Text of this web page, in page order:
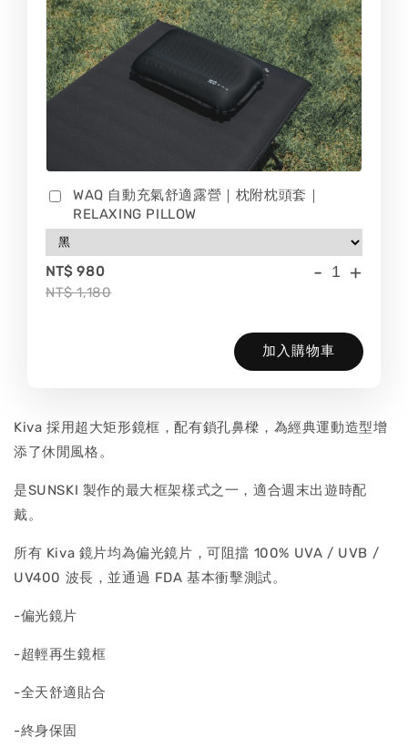
WAQ 自動充氣舒適露營｜枕附枕頭套｜
RELAXING PILLOW
NT$ 980
NT$ 1,180
- +
加入購物車
Kiva 採用超大矩形鏡框，配有鎖孔鼻樑，為經典運動造型增
添了休閒風格。
是SUNSKI 製作的最大框架樣式之一，適合週末出遊時配
戴。
所有 Kiva 鏡片均為偏光鏡片，可阻擋 100% UVA / UVB /
UV400 波長，並通過 FDA 基本衝擊測試。
-偏光鏡片
-超輕再生鏡框
-全天舒適貼合
-終身保固